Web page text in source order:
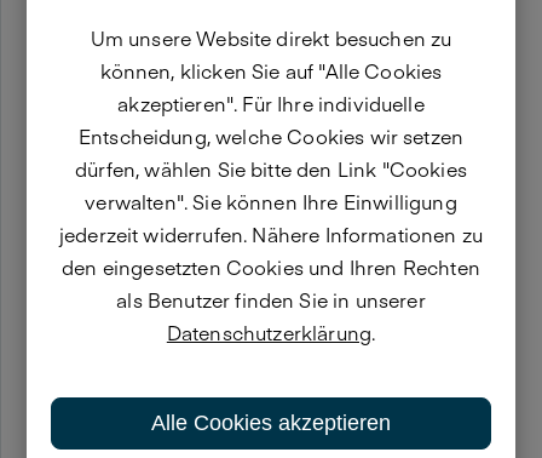
Um unsere Website direkt besuchen zu
können, klicken Sie auf "Alle Cookies
akzeptieren". Für Ihre individuelle
Entscheidung, welche Cookies wir setzen
dürfen, wählen Sie bitte den Link "Cookies
verwalten". Sie können Ihre Einwilligung
jederzeit widerrufen. Nähere Informationen zu
den eingesetzten Cookies und Ihren Rechten
als Benutzer finden Sie in unserer
Datenschutzerklärung.
Alle Cookies akzeptieren